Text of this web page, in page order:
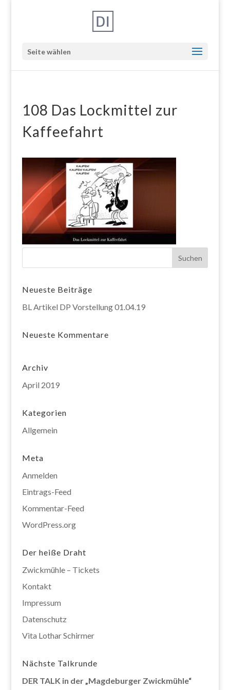
Seite wählen
108 Das Lockmittel zur
Kaffeefahrt
Neueste Beiträge
BL Artikel DP Vorstellung 01.04.19
Neueste Kommentare
Archiv
April 2019
Kategorien
Allgemein
Meta
Anmelden
Eintrags-Feed
Kommentar-Feed
WordPress.org
Der heiße Draht
Zwickmühle – Tickets
Kontakt
Impressum
Datenschutz
Vita Lothar Schirmer
Nächste Talkrunde
DER TALK in der „Magdeburger Zwickmühle“